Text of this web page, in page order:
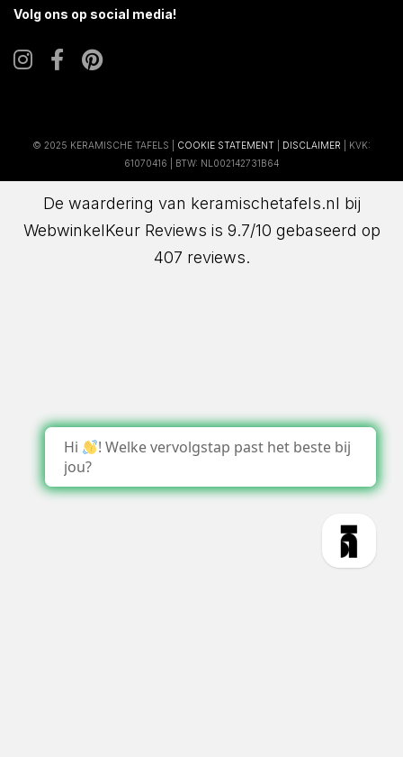
Volg ons op social media!
© 2025 KERAMISCHE TAFELS | COOKIE STATEMENT DISCLAIMER | KVK:
61070416 | BTW: NL002142731B64
De waardering van keramischetafels.nl bij
WebwinkelKeur Reviews is 9.7/10 gebaseerd op
407 reviews.
Hi
! Welke vervolgstap past het beste bij
jou?